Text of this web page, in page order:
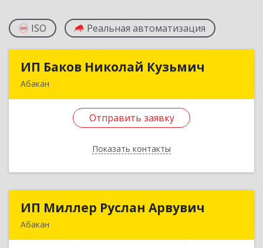
ISO Реальная автоматизация
ИП Баков Николай Кузьмич
Абакан
Отправить заявку
Показать контакты
ИП Баков Николай Кузьмич
ИП Миллер Руслан Арвувич
Абакан
ИП Миллер Руслан Арвувич